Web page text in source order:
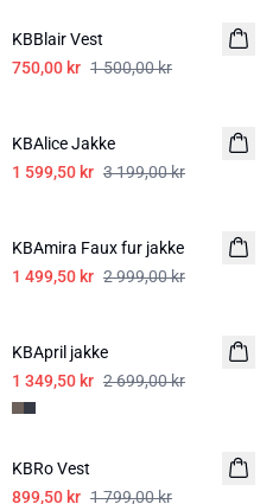
KBBlair Vest
750,00 kr 1 500,00 kr
KBAlice Jakke
1 599,50 kr 3 199,00 kr
KBAmira Faux fur jakke
1 499,50 kr 2 999,00 kr
KBApril jakke
1 349,50 kr 2 699,00 kr
-50%
KBRo Vest
899,50 kr 1 799,00 kr